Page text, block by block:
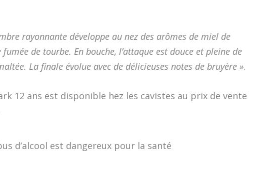
rayonnante développe au nez des arômes de miel de
de tourbe. En bouche, l’attaque est douce et pleine de
La finale évolue avec de délicieuses notes de bruyère ».
12 ans est disponible hez les cavistes au prix de vente
d’alcool est dangereux pour la santé